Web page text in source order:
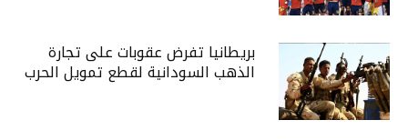
بريطانيا تفرض عقوبات على تجارة
الذهب السودانية لقطع تمويل الحرب